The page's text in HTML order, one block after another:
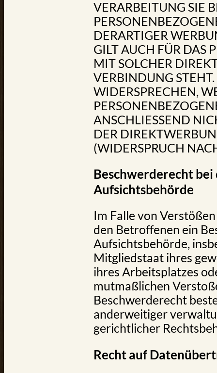
VERARBEITUNG SIE
DERARTIGER
GILT AUCH FÜR DAS
MIT SOLCHER
VERBINDUNG
WIDERSPRECHEN,
ANSCHLIESSEND
DER
(WIDERSPRUCH
Beschwerde­recht
Aufsichts­behörde
Im Falle von
den Betroffenen ein
Aufsichtsbehörde,
Mitgliedstaat ihres
ihres Arbeitsplatzes
mutmaßlichen
Beschwerderecht
anderweitiger
gerichtlicher
Recht auf